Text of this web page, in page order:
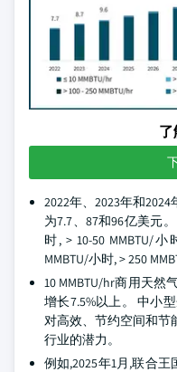
2022年、2023年和
为7.7、87和96亿美元
时, > 10-50 MMBTU/小
MMBTU/小时, > 250
10 MMBTU/hr商用天然
增长7.5%以上。 中小
对高效、节约空间和节
行业的潜力。
例如,2025年1月,联合